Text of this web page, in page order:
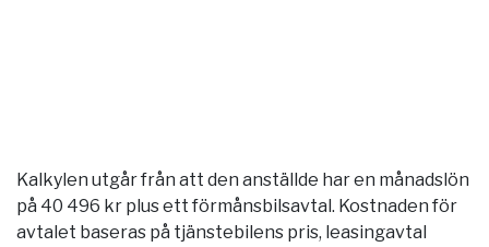
Kalkylen utgår från att den anställde har en månadslön
på 40 496 kr plus ett förmånsbilsavtal. Kostnaden för
avtalet baseras på tjänstebilens pris, leasingavtal